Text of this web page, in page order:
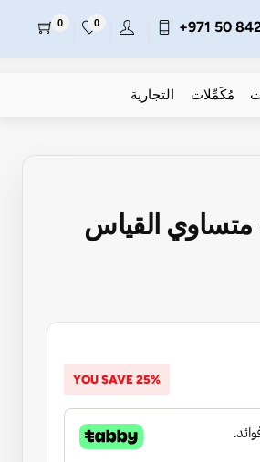
+971 50
0
0
مُكَمِّلات التجارية
القياس
YOU SAVE 25%